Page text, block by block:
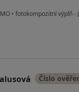
• fotokompozitní výplň -
Číslo